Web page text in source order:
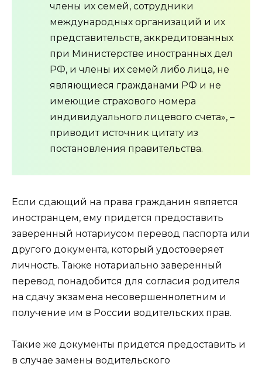
члены их семей, сотрудники
международных организаций и их
представительств, аккредитованных
при Министерстве иностранных дел
РФ, и члены их семей либо лица, не
являющиеся гражданами РФ и не
имеющие страхового номера
индивидуального лицевого счета», –
приводит источник цитату из
постановления правительства.
Если сдающий на права гражданин является
иностранцем, ему придется предоставить
заверенный нотариусом перевод паспорта или
другого документа, который удостоверяет
личность. Также нотариально заверенный
перевод понадобится для согласия родителя
на сдачу экзамена несовершеннолетним и
получение им в России водительских прав.
Такие же документы придется предоставить и
в случае замены водительского